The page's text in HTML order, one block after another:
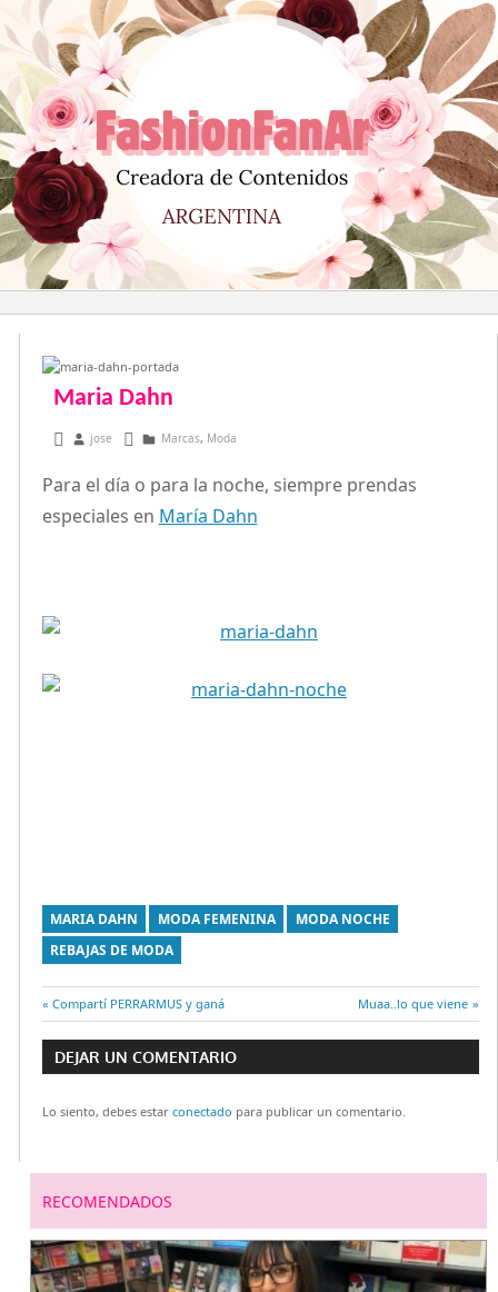
al
contenido
Maria Dahn
enero 30, 2013
jose Marcas, Moda
Para el día o para la noche, siempre prendas
especiales en María Dahn
MARIA DAHN MODA FEMENINA
MODA NOCHE
REBAJAS DE MODA
Navegación
de
entradas
Entrada
anterior:
Compartí PERRARMUS y ganá
Entrada
siguiente:
Muaa..lo que viene
DEJAR UN COMENTARIO
Lo siento, debes estar conectado para publicar un comentario.
RECOMENDADOS